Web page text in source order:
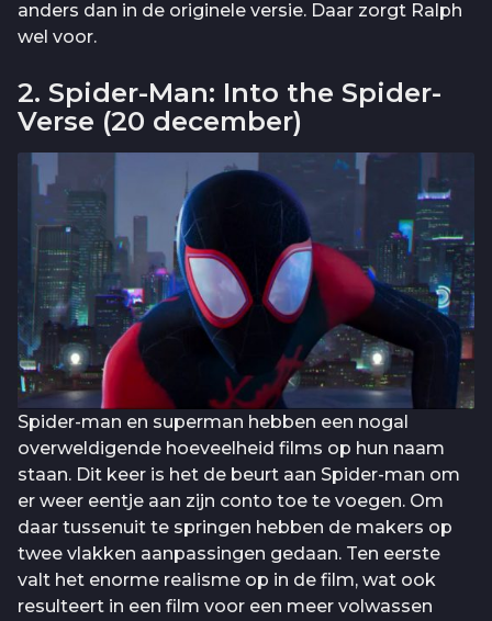
anders dan in de originele versie. Daar zorgt Ralph
wel voor.
2. Spider-Man: Into the Spider-
Verse (20 december)
Spider-man en superman hebben een nogal
overweldigende hoeveelheid films op hun naam
staan. Dit keer is het de beurt aan Spider-man om
er weer eentje aan zijn conto toe te voegen. Om
daar tussenuit te springen hebben de makers op
twee vlakken aanpassingen gedaan. Ten eerste
valt het enorme realisme op in de film, wat ook
resulteert in een film voor een meer volwassen